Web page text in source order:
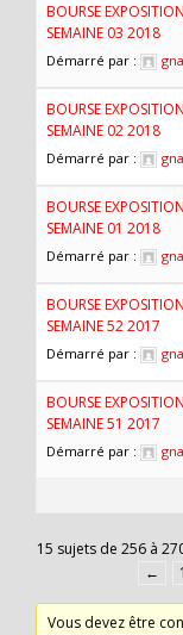
BOURSE EXPOSITION
SEMAINE 03 2018
Démarré par :
BOURSE EXPOSITION
SEMAINE 02 2018
Démarré par :
BOURSE EXPOSITION
SEMAINE 01 2018
Démarré par :
BOURSE EXPOSITION
SEMAINE 52 2017
Démarré par :
BOURSE EXPOSITION
SEMAINE 51 2017
Démarré par :
15 sujets de 256 à
←
1
Vous devez être